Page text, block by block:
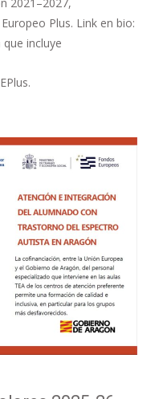
Plus. Link en bio:
incluye